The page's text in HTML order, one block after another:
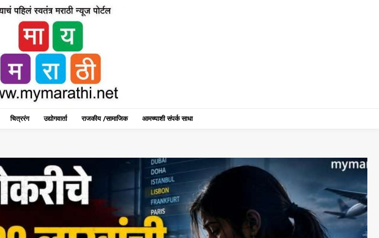
चित्ररंग उद्योगवार्ता राजकीय /सामाजिक आमच्याशी संपर्क साधा